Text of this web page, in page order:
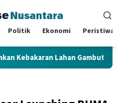
Politik Ekonomi Peristiwa
Lahan Gambut di Muaro